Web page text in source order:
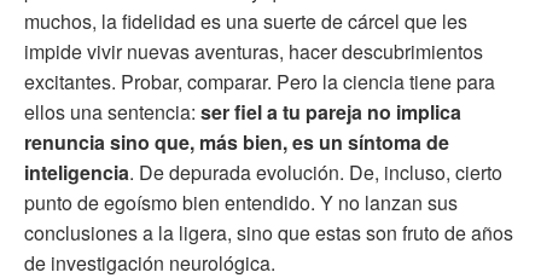
muchos, la fidelidad es una suerte de cárcel que les
impide vivir nuevas aventuras, hacer descubrimientos
excitantes. Probar, comparar. Pero la ciencia tiene para
ellos una sentencia: ser fiela tu pareja no implica
renuncia sino que, más bien, es un síntoma de
inteligencia. De depurada evolución. De, incluso, cierto
punto de egoísmo bien entendido. Y no lanzan sus
conclusiones a la ligera, sino que estas son fruto de años
de investigación neurológica.